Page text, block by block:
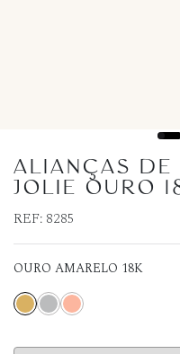
ALIANÇAS DE
JOLIE OURO
REF: 8285
OURO AMARELO 18K